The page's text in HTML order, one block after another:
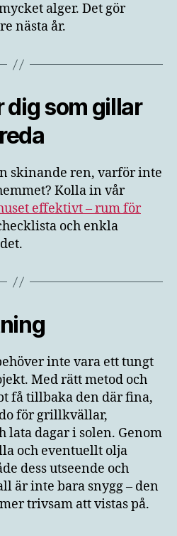
alger. Det gör
nästa år.
dig som gillar
skinande ren, varför inte
Kolla in vår
effektivt – rum för
och enkla
inte vara ett tungt
Med rätt metod och
få tillbaka den där fina,
för grillkvällar,
lata dagar i solen. Genom
och eventuellt olja
dess utseende och
är inte bara snygg – den
trivsam att vistas på.